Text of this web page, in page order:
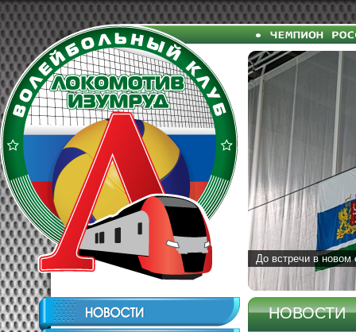
До встречи в новом
НОВОСТИ